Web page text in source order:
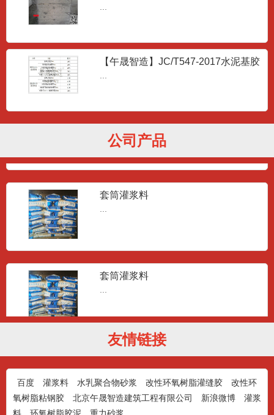
...
【午晟智造】JC/T547-2017水泥基胶
...
公司产品
...
高强聚合物砂浆
...
套筒灌浆料
套筒灌浆料
...
友情链接
百度 灌浆料 水乳聚合物砂浆 改性环氧树脂灌缝胶
改性环
氧树脂粘钢胶
北京午晟智造建筑工程有限公司 新浪微博
灌浆